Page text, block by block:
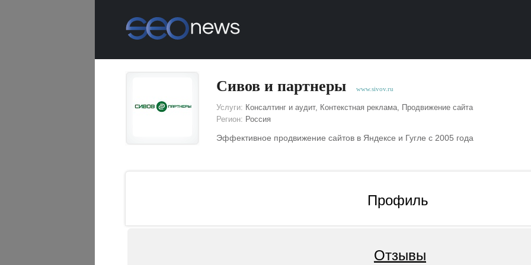
Сивов и партнеры www.sivov.ru
Услуги: Консалтинг и аудит, Контекстная реклама, Продвижение сайта
Регион: Россия
Эффективное продвижение сайтов в Яндексе и Гугле с 2005 года
Профиль
Отзывы